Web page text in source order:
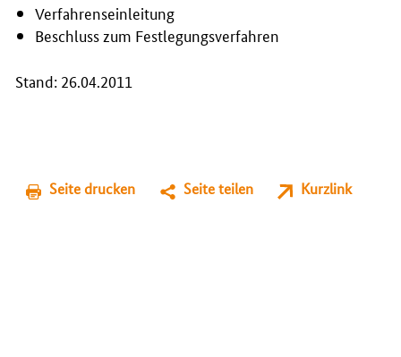
Verfahrenseinleitung
Beschluss zum Festlegungsverfahren
Stand: 26.04.2011
Seite drucken Seite teilen Kurzlink